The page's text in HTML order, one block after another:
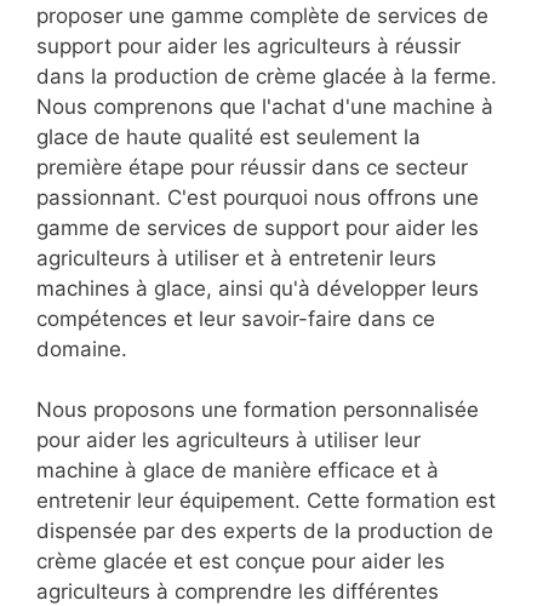
proposer une gamme complète de services de
support pour aider les agriculteurs à réussir
dans la production de crème glacée à la ferme.
Nous comprenons que l'achat d'une machine à
glace de haute qualité est seulement la
première étape pour réussir dans ce secteur
passionnant. C'est pourquoi nous offrons une
gamme de services de support pour aider les
agriculteurs à utiliser et à entretenir leurs
machines à glace, ainsi qu'à développer leurs
compétences et leur savoir-faire dans ce
domaine.
Nous proposons une formation personnalisée
pour aider les agriculteurs à utiliser leur
machine à glace de manière efficace et à
entretenir leur équipement. Cette formation est
dispensée par des experts de la production de
crème glacée et est conçue pour aider les
agriculteurs à comprendre les différentes